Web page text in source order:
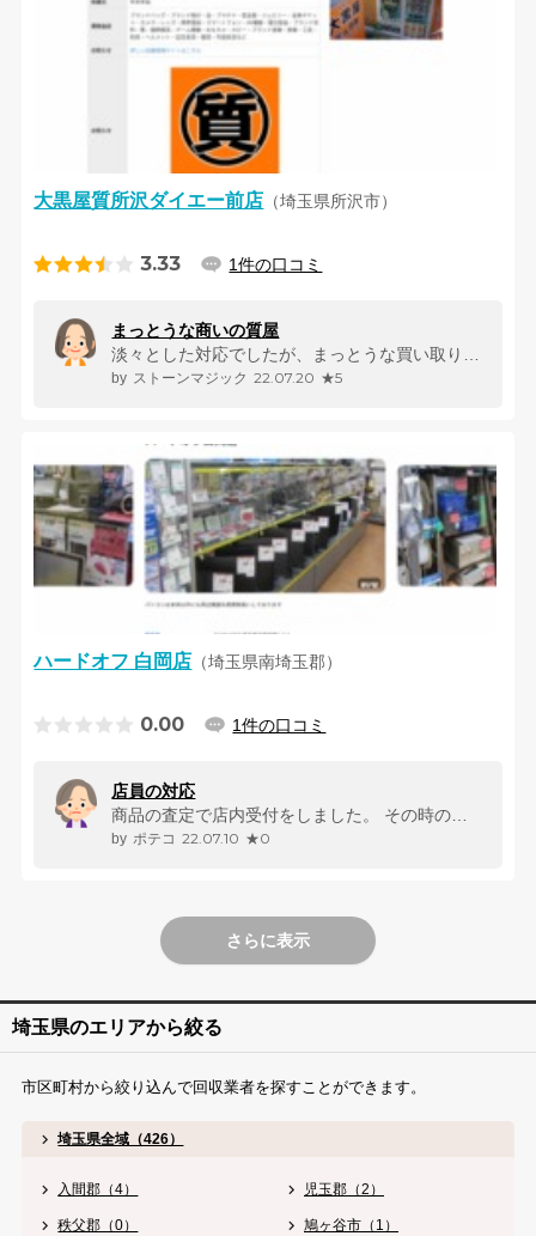
大黒屋質所沢ダイエー前店 （埼玉県所沢市）
3.33 1件の口コミ
まっとうな商いの質屋
ストーンマジック 22.07.20 ★5
ハードオフ 白岡店 （埼玉県南埼玉郡）
0.00 1件の口コミ
店員の対応
ポテコ 22.07.10 ★0
さらに表示
埼玉県のエリアから絞る
市区町村から絞り込んで回収業者を探すことができます。
埼玉県全域（426）
入間郡（4） 児玉郡（2）
秩父郡（0） 鳩ヶ谷市（1）